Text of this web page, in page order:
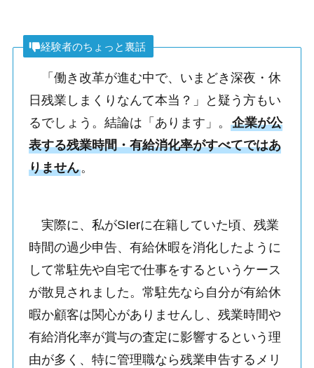
経験者のちょっと裏話
「働き改革が進む中で、いまどき深夜・休
日残業しまくりなんて本当？」と疑う方もい
るでしょう。結論は「あります」。企業が公
表する残業時間・有給消化率がすべてではあ
りません。
実際に、私がSIerに在籍していた頃、残業
時間の過少申告、有給休暇を消化したように
して常駐先や自宅で仕事をするというケース
が散見されました。常駐先なら自分が有給休
暇か顧客は関心がありませんし、残業時間や
有給消化率が賞与の査定に影響するという理
由が多く、特に管理職なら残業申告するメリ